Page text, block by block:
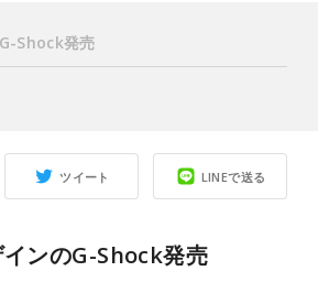
ツイート LINEで送る
ンのG-Shock発売
Shock発売